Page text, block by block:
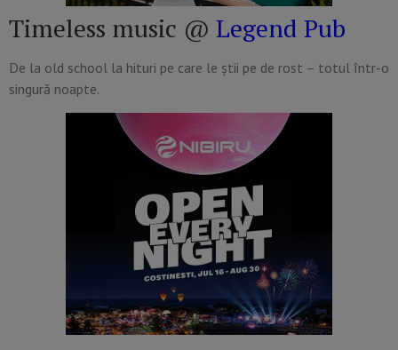
Timeless music @ Legend Pub
De la old school la hituri pe care le știi pe de rost – totul într-o
singură noapte.